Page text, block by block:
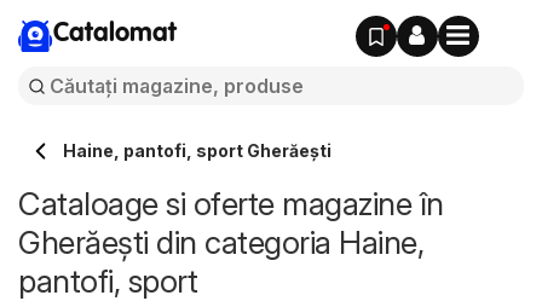
Catalomat
Haine, pantofi, sport Gherăeşti
Cataloage si oferte magazine în
Gherăeşti din categoria Haine,
pantofi, sport